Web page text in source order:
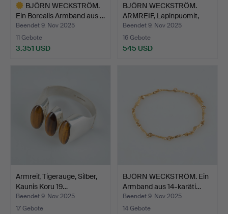
BJÖRN WECKSTRÖM.
Ein Borealis Armband aus …
Beendet 9. Nov 2025
11 Gebote
3.351 USD
BJÖRN WECKSTRÖM.
ARMREIF, Lapinpuomit,
14K…
Beendet 9. Nov 2025
16 Gebote
545 USD
Armreif, Tigerauge, Silber,
Kaunis Koru 19…
Beendet 9. Nov 2025
17 Gebote
BJÖRN WECKSTRÖM. Ein
Armband aus 14-karäti…
Beendet 9. Nov 2025
14 Gebote